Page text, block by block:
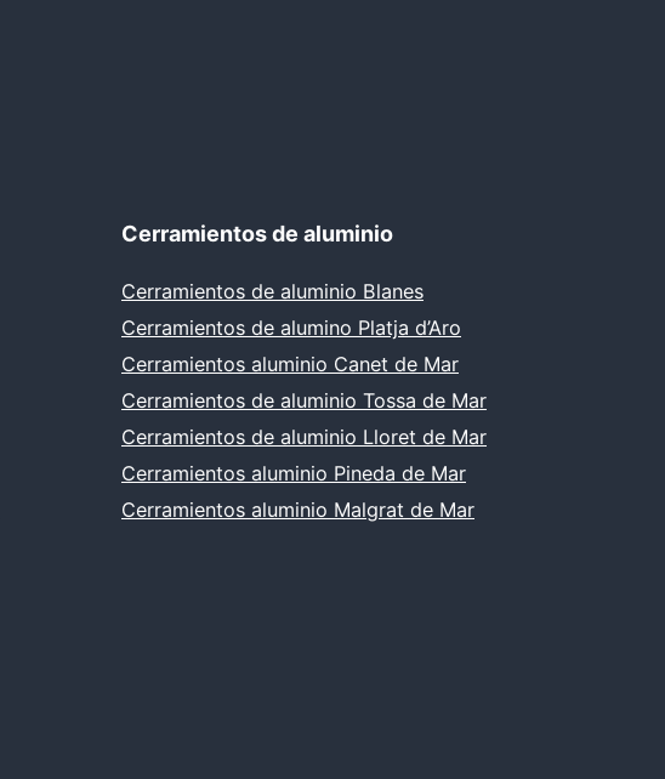
Cerramientos de aluminio
Cerramientos de aluminio Blanes
Cerramientos de alumino Platja d’Aro
Cerramientos aluminio Canet de Mar
Cerramientos de aluminio Tossa de Mar
Cerramientos de aluminio Lloret de Mar
Cerramientos aluminio Pineda de Mar
Cerramientos aluminio Malgrat de Mar